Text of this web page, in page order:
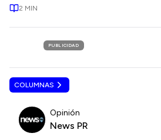
2 MIN
PUBLICIDAD
COLUMNAS
Opinión
News PR